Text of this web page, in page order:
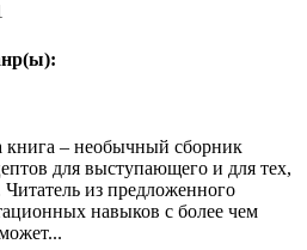
книга – необычный сборник
для выступающего и для тех,
из предложенного
навыков с более чем